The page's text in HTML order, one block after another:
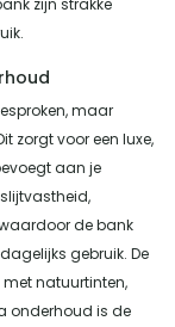
maar
zorgt voor een luxe,
aan je
de bank
gebruik. De
natuurtinten,
onderhoud is de